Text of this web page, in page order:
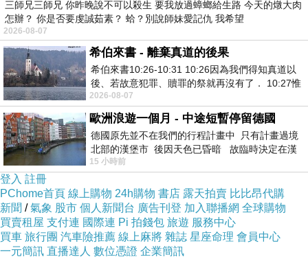
【瑰麗寶】《錢滾福袋》開運流水組﹍再送鹽燈X1組
流水風水擺設是家居催財轉運的風水吉祥物，有
聚財開運之功效。
俗話說"遇水則發，活水可以聚財"，水為財，遇
水則遇財。
因陶瓷屬土,土能生金,而金生水,水又代表財,故購
買陶瓷流水盆的原因在此。
三師兄三師兄 你昨晚說不可以殺生 要我放過蟑螂給生路 今天的燉大肉
怎辦？ 你是否要虔誠茹素？ 蛤？別說師妹愛記仇 我希望
2026-08-07
希伯來書 - 離棄真道的後果
希伯來書10:26-10:31 10:26因為我們得知真道以
後、若故意犯罪、贖罪的祭就再沒有了． 10:27惟
有戰懼等候審判和那燒滅眾敵人的烈火
2026-08-07
歐洲浪遊一個月 - 中途短暫停留德國
德國原先並不在我們的行程計畫中 只有計畫過境
北部的漢堡市 後因天色已昏暗 故臨時決定在漢
堡市吃晚餐和過夜
15 小時前
登入 註冊
PChome首頁 線上購物 24h購物 書店 露天拍賣 比比昂代購
新聞 /氣象 股市 個人新聞台 廣告刊登 加入聯播網 全球購物
買賣租屋 支付連 國際連 Pi 拍錢包 旅遊 服務中心
買車 旅行團 汽車險推薦 線上麻將 雜誌 星座命理 會員中心
一元簡訊 直播達人 數位憑證 企業簡訊